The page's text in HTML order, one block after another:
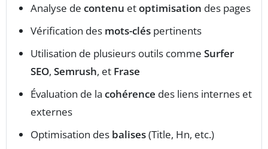
Analyse de contenu etoptimisation des pages
Vérification des mots-clés pertinents
Utilisation de plusieurs outils comme Surfer
SEO, Semrush, et Frase
Évaluation de la cohérence des liens internes et
externes
Optimisation des balises(Title, Hn, etc.)